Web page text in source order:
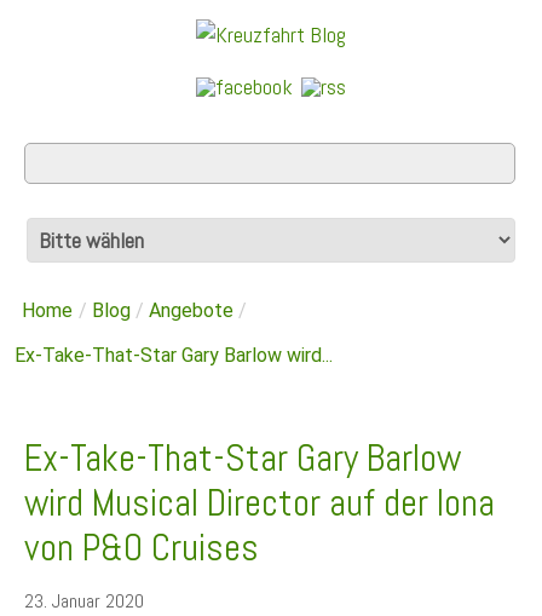
Home / Blog / Angebote /
Ex-Take-That-Star Gary Barlow wird...
Ex-Take-That-Star Gary Barlow
wird Musical Director auf der Iona
von P&O Cruises
23. Januar 2020